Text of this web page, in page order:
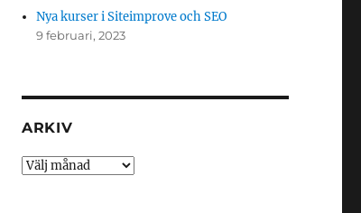
Nya kurser i Siteimprove och SEO
9 februari, 2023
ARKIV
Arkiv